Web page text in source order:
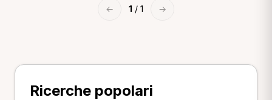
← 1 / 1 →
Ricerche popolari